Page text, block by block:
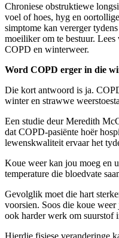
Chroniese obstruktiewe
voel of hoes, hyg en
simptome kan vererger
moeiliker om te bestuur.
COPD en winterweer.
Word COPD erger in die
Die kort antwoord is ja.
winter en strawwe
Een studie deur Meredith
dat COPD-pasiënte hoër
lewenskwaliteit ervaar het
Koue weer kan jou moeg en
temperature die bloedvate
Gevolglik moet die hart
voorsien. Soos die koue
ook harder werk om suurstof
Hierdie fisiese veranderinge